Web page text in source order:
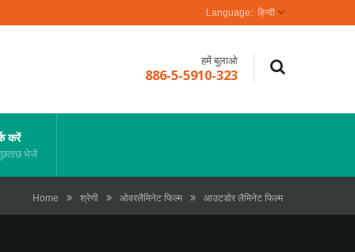
हिन्दी
हमें बुलाओ
886-5-5910-323
करें
भेजें
Home श्रेणी ओवरलैमिनेट फिल्म आउटडोर लैमिनेट फिल्म